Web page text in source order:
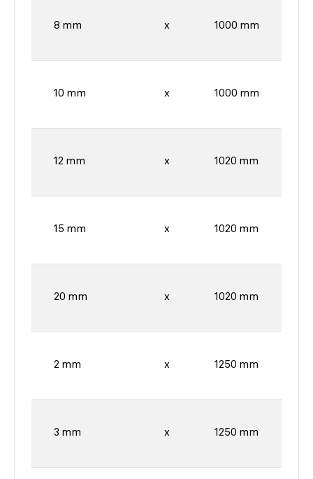
8 mm x 1000 mm
10 mm x 1000 mm
12 mm x 1020 mm
15 mm x 1020 mm
20 mm x 1020 mm
2 mm x 1250 mm
3 mm x 1250 mm